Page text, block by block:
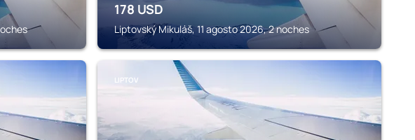
178 USD
Liptovský Mikuláš, 11 agosto 2026, 2 noches
LIPTOV